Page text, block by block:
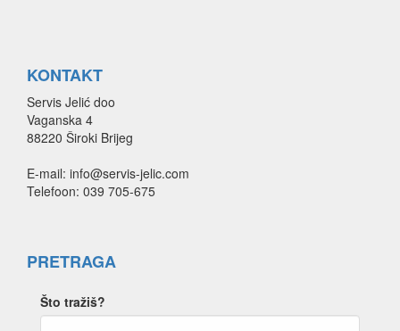
KONTAKT
Servis Jelić doo
Vaganska 4
88220 Široki Brijeg
E-mail: info@servis-jelic.com
Telefoon: 039 705-675
PRETRAGA
Što tražiš?